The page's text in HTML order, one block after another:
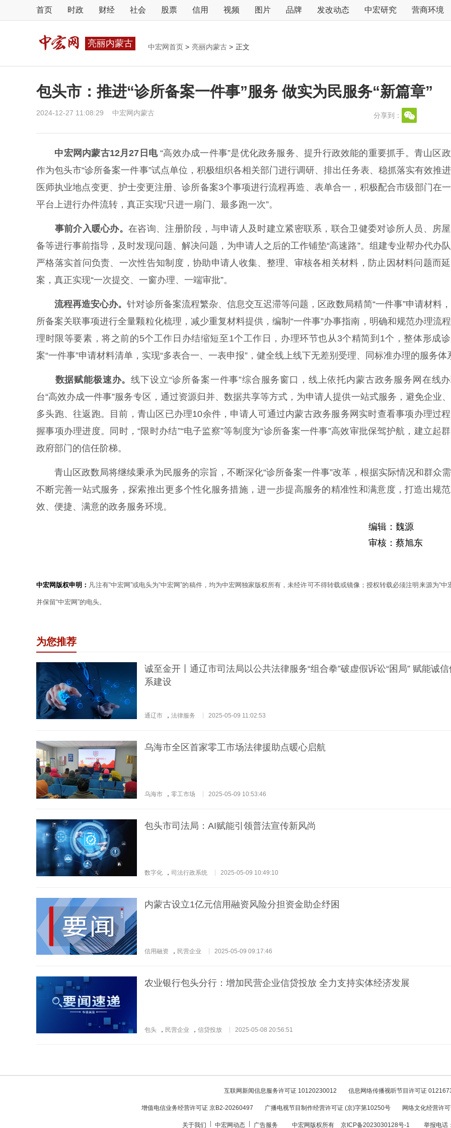
首页 时政 财经 社会 股票 信用 视频 图片 品牌 发改动态 中宏研究 营商环境
亮丽内蒙古 中宏网首页 > 亮丽内蒙古 > 正文
包头市：推进“诊所备案一件事”服务 做实为民服务“新篇章”
2024-12-27 11:08:29 中宏网内蒙古 分享到：
中宏网内蒙古12月27日电“高效办成一件事”是优化政务服务、提升行政效能的重要抓手。青山区
作为包头市“诊所备案一件事”试点单位，积极组织各相关部门进行调研、排出任务表、稳抓落实有效推
医师执业地点变更、护士变更注册、诊所备案3个事项进行流程再造、表单合一，积极配合市级部门在
平台上进行办件流转，真正实现“只进一扇门、最多跑一次”。
事前介入暖心办。在咨询、注册阶段，与申请人及时建立紧密联系，联合卫健委对诊所人员、房
备等进行事前指导，及时发现问题、解决问题，为申请人之后的工作铺垫“高速路”。组建专业帮办代办队
严格落实首问负责、一次性告知制度，协助申请人收集、整理、审核各相关材料，防止因材料问题而
案，真正实现“一次提交、一窗办理、一端审批”。
流程再造安心办。针对诊所备案流程繁杂、信息交互迟滞等问题，区政数局精简“一件事”申请材料
所备案关联事项进行全量颗粒化梳理，减少重复材料提供，编制“一件事”办事指南，明确和规范办理流
理时限等要素，将之前的5个工作日办结缩短至1个工作日，办理环节也从3个精简到1个，整体形成
案“一件事”申请材料清单，实现“多表合一、一表申报”，健全线上线下无差别受理、同标准办理的服务体
数据赋能极速办。线下设立“诊所备案一件事”综合服务窗口，线上依托内蒙古政务服务网在线
台“高效办成一件事”服务专区，通过资源归并、数据共享等方式，为申请人提供一站式服务，避免企业
多头跑、往返跑。目前，青山区已办理10余件，申请人可通过内蒙古政务服务网实时查看事项办理过
握事项办理进度。同时，“限时办结”“电子监察”等制度为“诊所备案一件事”高效审批保驾护航，建立起
政府部门的信任阶梯。
青山区政数局将继续秉承为民服务的宗旨，不断深化“诊所备案一件事”改革，根据实际情况和群众需
不断完善一站式服务，探索推出更多个性化服务措施，进一步提高服务的精准性和满意度，打造出规
效、便捷、满意的政务服务环境。
编辑：魏源
审核：蔡旭东
中宏网版权申明： 凡注有“中宏网”或电头为“中宏网”的稿件，均为中宏网独家版权所有，未经许可不得转载或镜像；授权转载必须注明来源为“中
并保留“中宏网”的电头。
为您推荐
诚至金开丨通辽市司法局以公共法律服务“组合拳”破虚假诉讼“困局” 赋能诚信
系建设
通辽市 ， 法律服务 2025-05-09 11:02:53
乌海市全区首家零工市场法律援助点暖心启航
乌海市 ， 零工市场 2025-05-09 10:53:46
包头市司法局：AI赋能引领普法宣传新风尚
数字化 ， 司法行政系统 2025-05-09 10:49:10
内蒙古设立1亿元信用融资风险分担资金助企纾困
信用融资 ， 民营企业 2025-05-09 09:17:46
农业银行包头分行：增加民营企业信贷投放 全力支持实体经济发展
包头 ， 民营企业 ， 信贷投放 2025-05-08 20:56:51
互联网新闻信息服务许可证 10120230012 信息网络传播视听节目许可证
增值电信业务经营许可证 京B2-20260497 广播电视节目制作经营许可证 (京)字第10250号 网络文化经营许
关于我们 中宏网动态 广告服务 中宏网版权所有 京ICP备2023030128号-1 举报电话